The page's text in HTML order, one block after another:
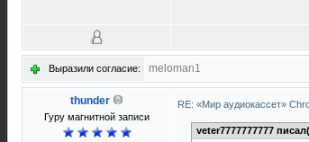
Выразили согласие: meloman1
thunder
Гуру магнитной записи
RE: «Мир аудиокассет»
veter7777777777